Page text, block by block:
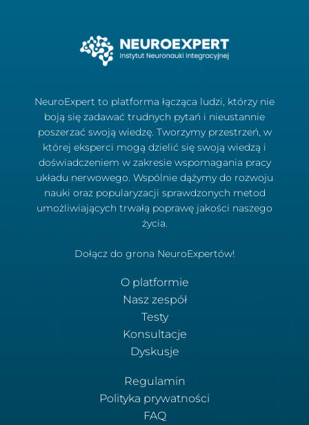
NeuroExpert to platforma łącząca ludzi, którzy nie
boją się zadawać trudnych pytań i nieustannie
poszerzać swoją wiedzę. Tworzymy przestrzeń, w
której eksperci mogą dzielić się swoją wiedzą i
doświadczeniem w zakresie wspomagania pracy
układu nerwowego. Wspólnie dążymy do rozwoju
nauki oraz popularyzacji sprawdzonych metod
umożliwiających trwałą poprawę jakości naszego
życia.
Dołącz do grona NeuroExpertów!
O platformie
Nasz zespół
Testy
Konsultacje
Dyskusje
Regulamin
Polityka prywatności
FAQ